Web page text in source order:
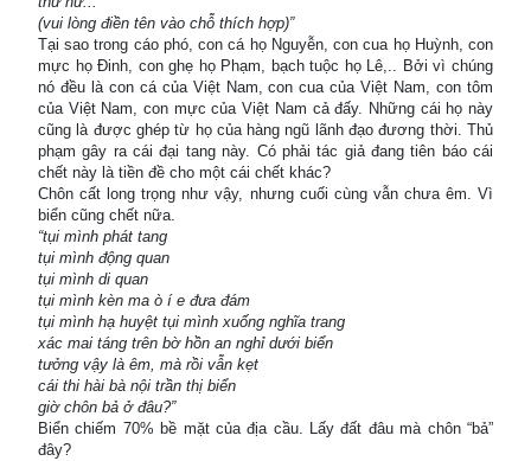
(vui lòng điền tên vào chỗ thích hợp)”
Tại sao trong cáo phó, con cá họ Nguyễn, con cua họ Huỳnh, con
mực họ Đinh, con ghẹ họ Phạm, bạch tuộc họ Lê,.. Bởi vì chúng
nó đều là con cá của Việt Nam, con cua của Việt Nam, con tôm
của Việt Nam, con mực của Việt Nam cả đấy. Những cái họ này
cũng là được ghép từ họ của hàng ngũ lãnh đạo đương thời. Thủ
phạm gây ra cái đại tang này. Có phải tác giả đang tiên báo cái
chết này là tiền đề cho một cái chết khác?
Chôn cất long trọng như vậy, nhưng cuối cùng vẫn chưa êm. Vì
biển cũng chết nữa.
“tụi mình phát tang
tụi mình động quan
tụi mình di quan
tụi mình kèn ma ò í e đưa đám
tụi mình hạ huyệt tụi mình xuống nghĩa trang
xác mai táng trên bờ hồn an nghỉ dưới biển
tưởng vậy là êm, mà rồi vẫn kẹt
cái thi hài bà nội trần thị biển
giờ chôn bả ở đâu?”
Biển chiếm 70% bề mặt của địa cầu. Lấy đất đâu mà chôn “bả”
đây?